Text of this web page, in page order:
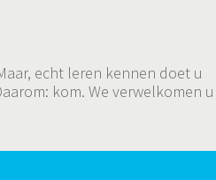
echt leren kennen doet u
kom. We verwelkomen u